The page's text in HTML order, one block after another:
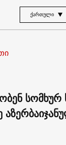
ᲥᲐᲠᲗᲣᲚᲘ